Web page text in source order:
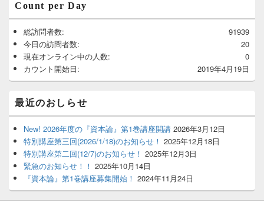
Count per Day
91939
総訪問者数:
20
今日の訪問者数:
0
現在オンライン中の人数:
2019年4月19日
カウント開始日:
最近のおしらせ
New! 2026年度の『資本論』第1巻講座開講 2026年3月12日
特別講座第三回(2026/1/18)のお知らせ！ 2025年12月18日
特別講座第二回(12/7)のお知らせ！ 2025年12月3日
緊急のお知らせ！！ 2025年10月14日
『資本論』第1巻講座募集開始！ 2024年11月24日